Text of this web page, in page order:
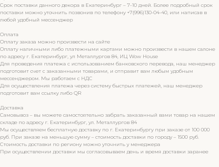
Срок поставки данного декора в Екатеринбург – 7-10 дней. Более подробный срок
поставки можно уточнить позвонив по телефону +7(996)130-04-40, или написав в
любой удобный мессенджер
Оплата
Оплату заказа можно произвести на сайте
Оплату наличными либо платежными картами можно произвести в нашем салоне
по адресу г. Екатеринбург, ул Металлургов 84, ИЦ Wow House
Для проведения платежа с использованием банковского перевода, наш менеджер
подготовит счет с заказанными товарами, и отправит вам любым удобным
мессенджером. Мы работаем с НДС
Для осуществления платежа через систему быстрых платежей, наш менеджер
подготовит вам ссылку либо QR
Доставка
Самовывоз – вы можете самостоятельно забрать заказанный вами товар на нашем
складе по адресу г. Екатеринбург, ул. Металлургов 84
Мы осуществляем бесплатную доставку по г. Екатеринбургу при заказе от 100 000
руб. При заказе на меньшую сумму – стоимость доставки по городу – 1500 руб.
Стоимость доставки по региону можно уточнить у менеджера
При осуществлении доставки мы согласовываем день и время доставки заранее